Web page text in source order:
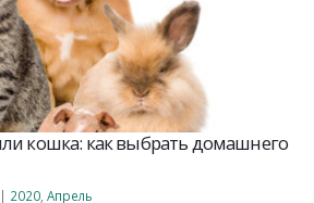
кошка: как выбрать домашнего
| 2020 Апрель